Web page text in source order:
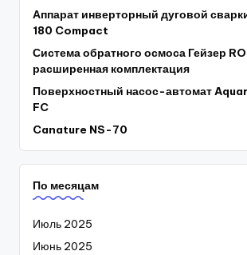
Аппарат инверторный дуговой
180 Compact
Система обратного осмоса Гейзер
расширенная комплектация
Поверхностный насос-автомат
FC
Canature NS-70
По месяцам
Июль 2025
Июнь 2025